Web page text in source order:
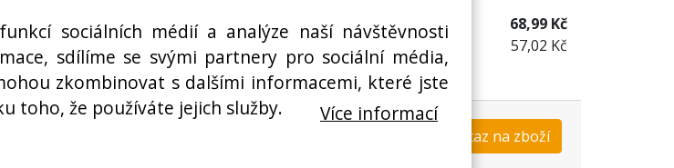
sociálních médií a analýze naší návštěvnosti
sdílíme se svými partnery pro sociální média,
zkombinovat s dalšími informacemi, které jste
toho, že používáte jejich služby.
Více informací
Cena s DPH:
68,99 Kč
Cena bez DPH:
57,02 Kč
Dotaz na zboží